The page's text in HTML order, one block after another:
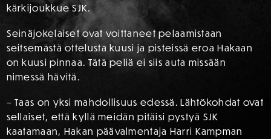
kärkijoukkue SJK.
Seinäjokelaiset ovat voittaneet pelaamistaan
seitsemästä ottelusta kuusi ja pisteissä eroa Hakaan
on kuusi pinnaa. Tätä peliä ei siis auta missään
nimessä hävitä.
– Taas on yksi mahdollisuus edessä. Lähtökohdat ovat
sellaiset, että kyllä meidän pitäisi pystyä SJK
kaatamaan, Hakan päävalmentaja Harri Kampman